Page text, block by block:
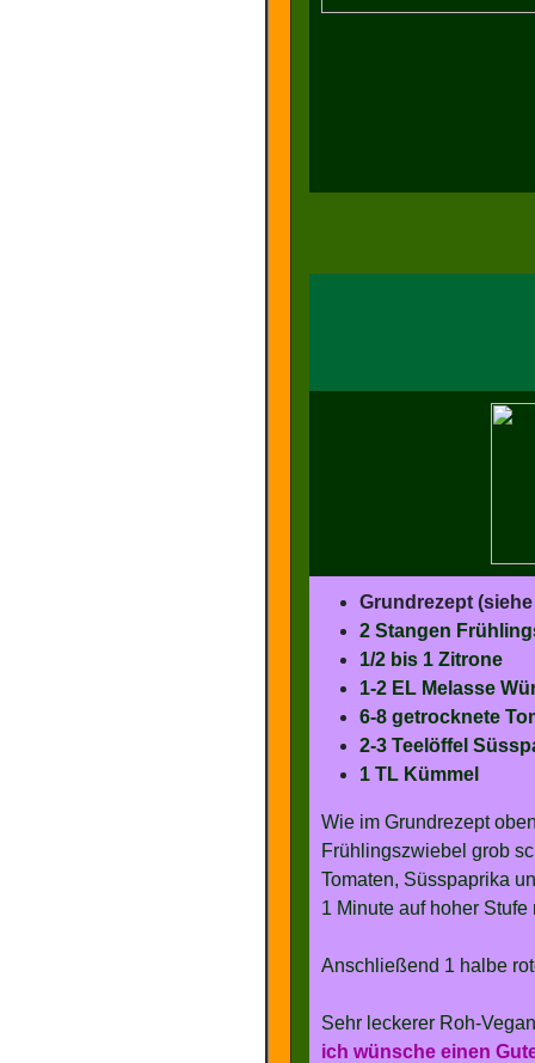
Grundrezept
2 Stangen
1/2 bis 1 Zitrone
1-2 EL Melasse
6-8 getrocknete
2-3 Teelöffel
1 TL Kümmel
Wie im Grundrezept
Frühlingszwiebel grob
Tomaten, Süsspaprika
1 Minute auf hoher Stufe
Anschließend 1 halbe
Sehr leckerer Roh-
ich wünsche einen